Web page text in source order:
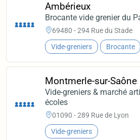
Ambérieux
Brocante vide grenier du
69480 - 294 Rue du Stade
Vide-greniers Brocante
Montmerle-sur-Saône
Vide-greniers & marché
écoles
01090 - 289 Rue de Lyon
Vide-greniers